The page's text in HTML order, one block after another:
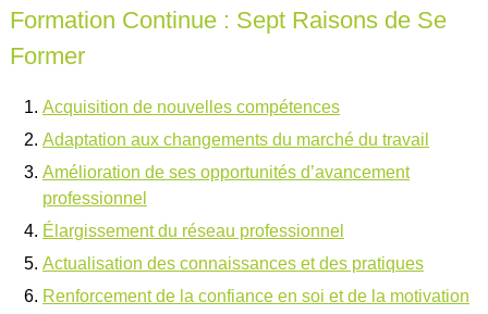
Formation Continue : Sept Raisons de Se
Former
Acquisition de nouvelles compétences
Adaptation aux changements du marché du travail
Amélioration de ses opportunités d’avancement
professionnel
Élargissement du réseau professionnel
Actualisation des connaissances et des pratiques
Renforcement de la confiance en soi et de la motivation